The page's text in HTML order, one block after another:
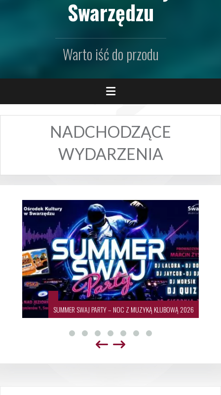
Swarzędzu
Warto iść do przodu
NADCHODZĄCE
WYDARZENIA
SUMMER SWAJ PARTY – NOC Z MUZYKĄ KLUBOWĄ 2026